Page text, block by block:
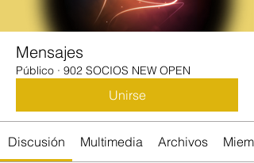
Mensajes
Público · 902 SOCIOS NEW OPEN
Unirse
Discusión Multimedia Archivos